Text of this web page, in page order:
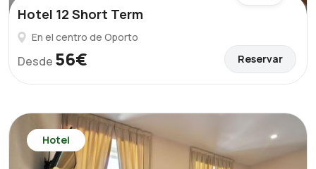
Hotel 12 Short Term
En el centro de Oporto
Desde 56€ Reservar
Hotel